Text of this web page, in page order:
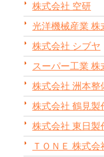
株式会社 空研
光洋機械産業 株
株式会社 シブヤ
スーパー工業 株
株式会社 洲本整
株式会社 鶴見製
株式会社 東日製
ＴＯＮＥ 株式会